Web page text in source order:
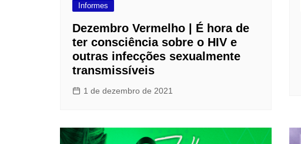
Informes
Dezembro Vermelho | É hora de
ter consciência sobre o HIV e
outras infecções sexualmente
transmissíveis
1 de dezembro de 2021